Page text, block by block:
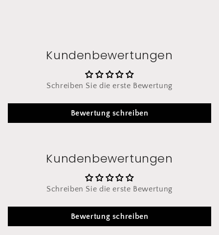
Kundenbewertungen
Schreiben Sie die erste Bewertung
Bewertung schreiben
Kundenbewertungen
Schreiben Sie die erste Bewertung
Bewertung schreiben